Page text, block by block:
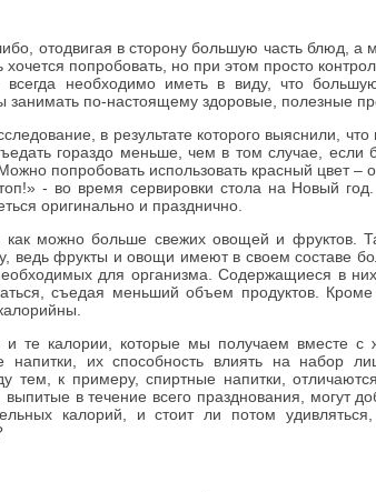
отодвигая в сторону большую часть блюд, а
хочется попробовать, но при этом просто
необходимо иметь в виду, что
занимать по-настоящему здоровые, полезные
в результате которого выяснили,
гораздо меньше, чем в том случае,
попробовать использовать красный цвет –
- во время сервировки стола на Новый
оригинально и празднично.
как можно больше свежих овощей и фруктов.
ведь фрукты и овощи имеют в своем составе
для организма. Содержащиеся в
съедая меньший объем продуктов.
и те калории, которые мы получаем вместе с
напитки, их способность влиять на набор
тем, к примеру, спиртные напитки,
в течение всего празднования, могут
калорий, и стоит ли потом